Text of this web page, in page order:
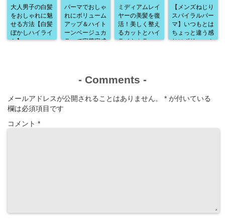
大人男子の白髪
をおしゃれに魅
せる方法【白髪
ぼかしハイライ
ト】
パーマでおしゃ
れにボリューム
アップ＆ハイト
ーンベージュカ
ラーで完璧完成
ミディアムレイ
ヤーの美髪を復
活！美しく整え
るカットとハイ
ライトカラー
【メンズねじり
スパイラルパー
マ】いつもとは
ちょっと違う感
じにボリューム
- Comments -
メールアドレスが公開されることはありません。 * が付いている
欄は必須項目です
コメント *